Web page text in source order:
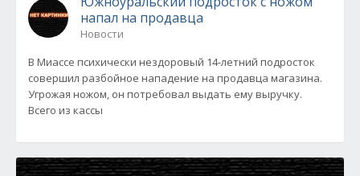
напал на продавца
Новости
В Миассе психически нездоровый 14-летний подросток
совершил разбойное нападение на продавца магазина.
Угрожая ножом, он потребовал выдать ему выручку.
Всего из кассы